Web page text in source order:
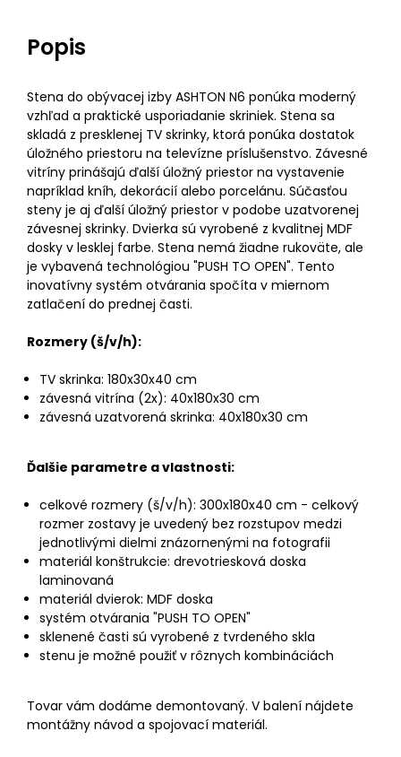
Popis
Stena do obývacej izby ASHTON N6 ponúka moderný
vzhľad a praktické usporiadanie skriniek. Stena sa
skladá z presklenej TV skrinky, ktorá ponúka dostatok
úložného priestoru na televízne príslušenstvo. Závesné
vitríny prinášajú ďalší úložný priestor na vystavenie
napríklad kníh, dekorácií alebo porcelánu. Súčasťou
steny je aj ďalší úložný priestor v podobe uzatvorenej
závesnej skrinky. Dvierka sú vyrobené z kvalitnej MDF
dosky v lesklej farbe. Stena nemá žiadne rukoväte, ale
je vybavená technológiou "PUSH TO OPEN". Tento
inovatívny systém otvárania spočíta v miernom
zatlačení do prednej časti.
Rozmery (š/v/h):
TV skrinka: 180x30x40 cm
závesná vitrína (2x): 40x180x30 cm
závesná uzatvorená skrinka: 40x180x30 cm
Ďalšie parametre a vlastnosti:
celkové rozmery (š/v/h): 300x180x40 cm - celkový
rozmer zostavy je uvedený bez rozstupov medzi
jednotlivými dielmi znázornenými na fotografii
materiál konštrukcie: drevotriesková doska
laminovaná
materiál dvierok: MDF doska
systém otvárania "PUSH TO OPEN"
sklenené časti sú vyrobené z tvrdeného skla
stenu je možné použiť v rôznych kombináciách
Tovar vám dodáme demontovaný. V balení nájdete
montážny návod a spojovací materiál.